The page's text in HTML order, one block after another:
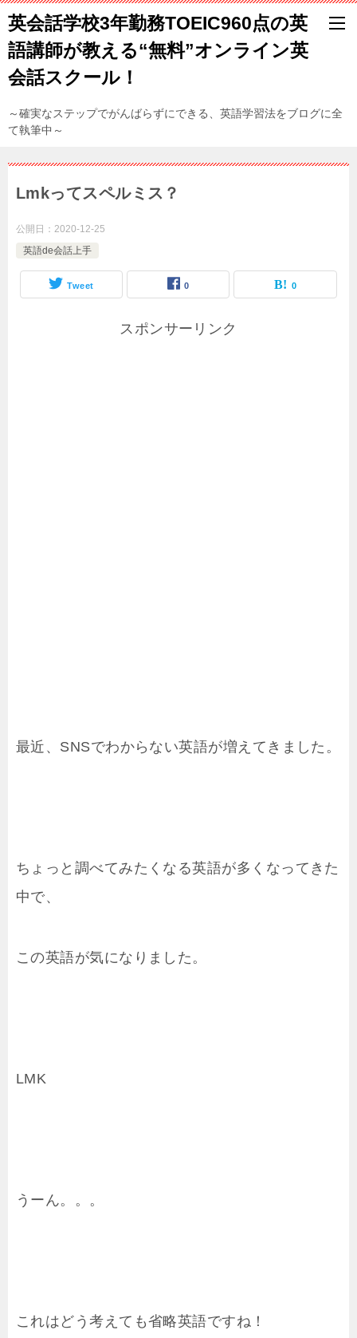
英会話学校3年勤務TOEIC960点の英
語講師が教える“無料”オンライン英
会話スクール！
～確実なステップでがんばらずにできる、英語学習法をブログに全
て執筆中～
Lmkってスペルミス？
公開日： 2020-12-25
英語de会話上手
Tweet 0 0
スポンサーリンク
最近、SNSでわからない英語が増えてきました。
ちょっと調べてみたくなる英語が多くなってきた
中で、
この英語が気になりました。
LMK
うーん。。。
これはどう考えても省略英語ですね！